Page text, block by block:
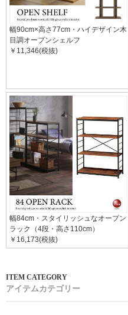
幅90cm×高さ77cm・ハイデザイン木
目調オープンシェルフ
￥11,346(税抜)
幅84cm・スタイリッシュなオープン
ラック（4段・高さ110cm）
￥16,173(税抜)
アイテムカテゴリー